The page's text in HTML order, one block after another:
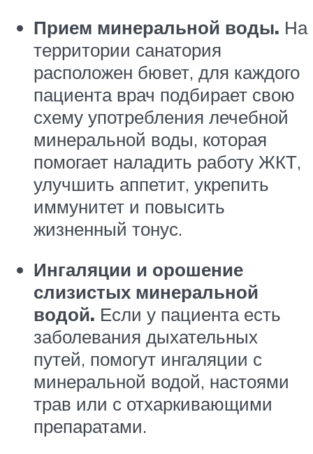
Прием минеральной воды. На
территории санатория
расположен бювет, для каждого
пациента врач подбирает свою
схему употребления лечебной
минеральной воды, которая
помогает наладить работу ЖКТ,
улучшить аппетит, укрепить
иммунитет и повысить
жизненный тонус.
Ингаляции и орошение
слизистых минеральной
водой. Если у пациента есть
заболевания дыхательных
путей, помогут ингаляции с
минеральной водой, настоями
трав или с отхаркивающими
препаратами.